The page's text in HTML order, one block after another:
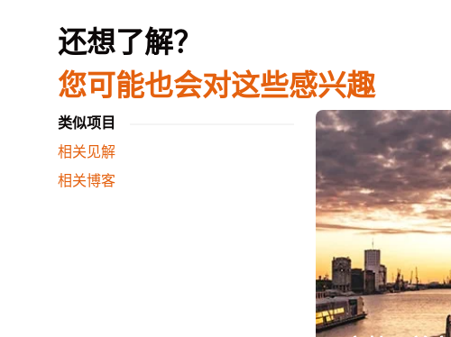
还想了解？
您可能也会对这些感兴趣
类似项目
相关见解
相关博客